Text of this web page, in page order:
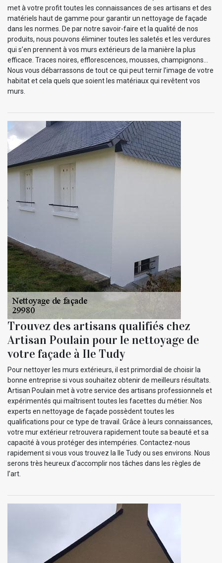
met à votre profit toutes les connaissances de ses artisans et des
matériels haut de gamme pour garantir un nettoyage de façade
dans les normes. De par notre savoir-faire et la qualité de nos
produits, nous pouvons éliminer toutes les saletés et les verdures
qui s’en prennent à vos murs extérieurs de la manière la plus
efficace. Traces noires, efflorescences, mousses, champignons…
Nous vous débarrassons de tout ce qui peut ternir l’image de votre
habitat et cela quels que soient les matériaux qui revêtent vos
murs.
Trouvez des artisans qualifiés chez
Artisan Poulain pour le nettoyage de
votre façade à Ile Tudy
Pour nettoyer les murs extérieurs, il est primordial de choisir la
bonne entreprise si vous souhaitez obtenir de meilleurs résultats.
Artisan Poulain met à votre service des artisans professionnels et
expérimentés qui maîtrisent toutes les facettes du métier. Nos
experts en nettoyage de façade possèdent toutes les
qualifications pour ce type de travail. Grâce à leurs connaissances,
votre mur extérieur retrouvera rapidement toute sa beauté et sa
capacité à vous protéger des intempéries. Contactez-nous
rapidement si vous vous trouvez la Ile Tudy ou ses environs. Nous
serons très heureux d'accomplir nos tâches dans les règles de
l’art.